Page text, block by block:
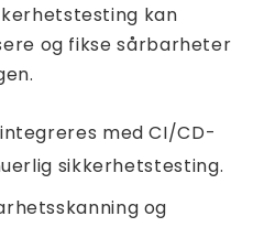
kan
og fikse sårbarheter
med CI/CD-
sikkerhetstesting.
og